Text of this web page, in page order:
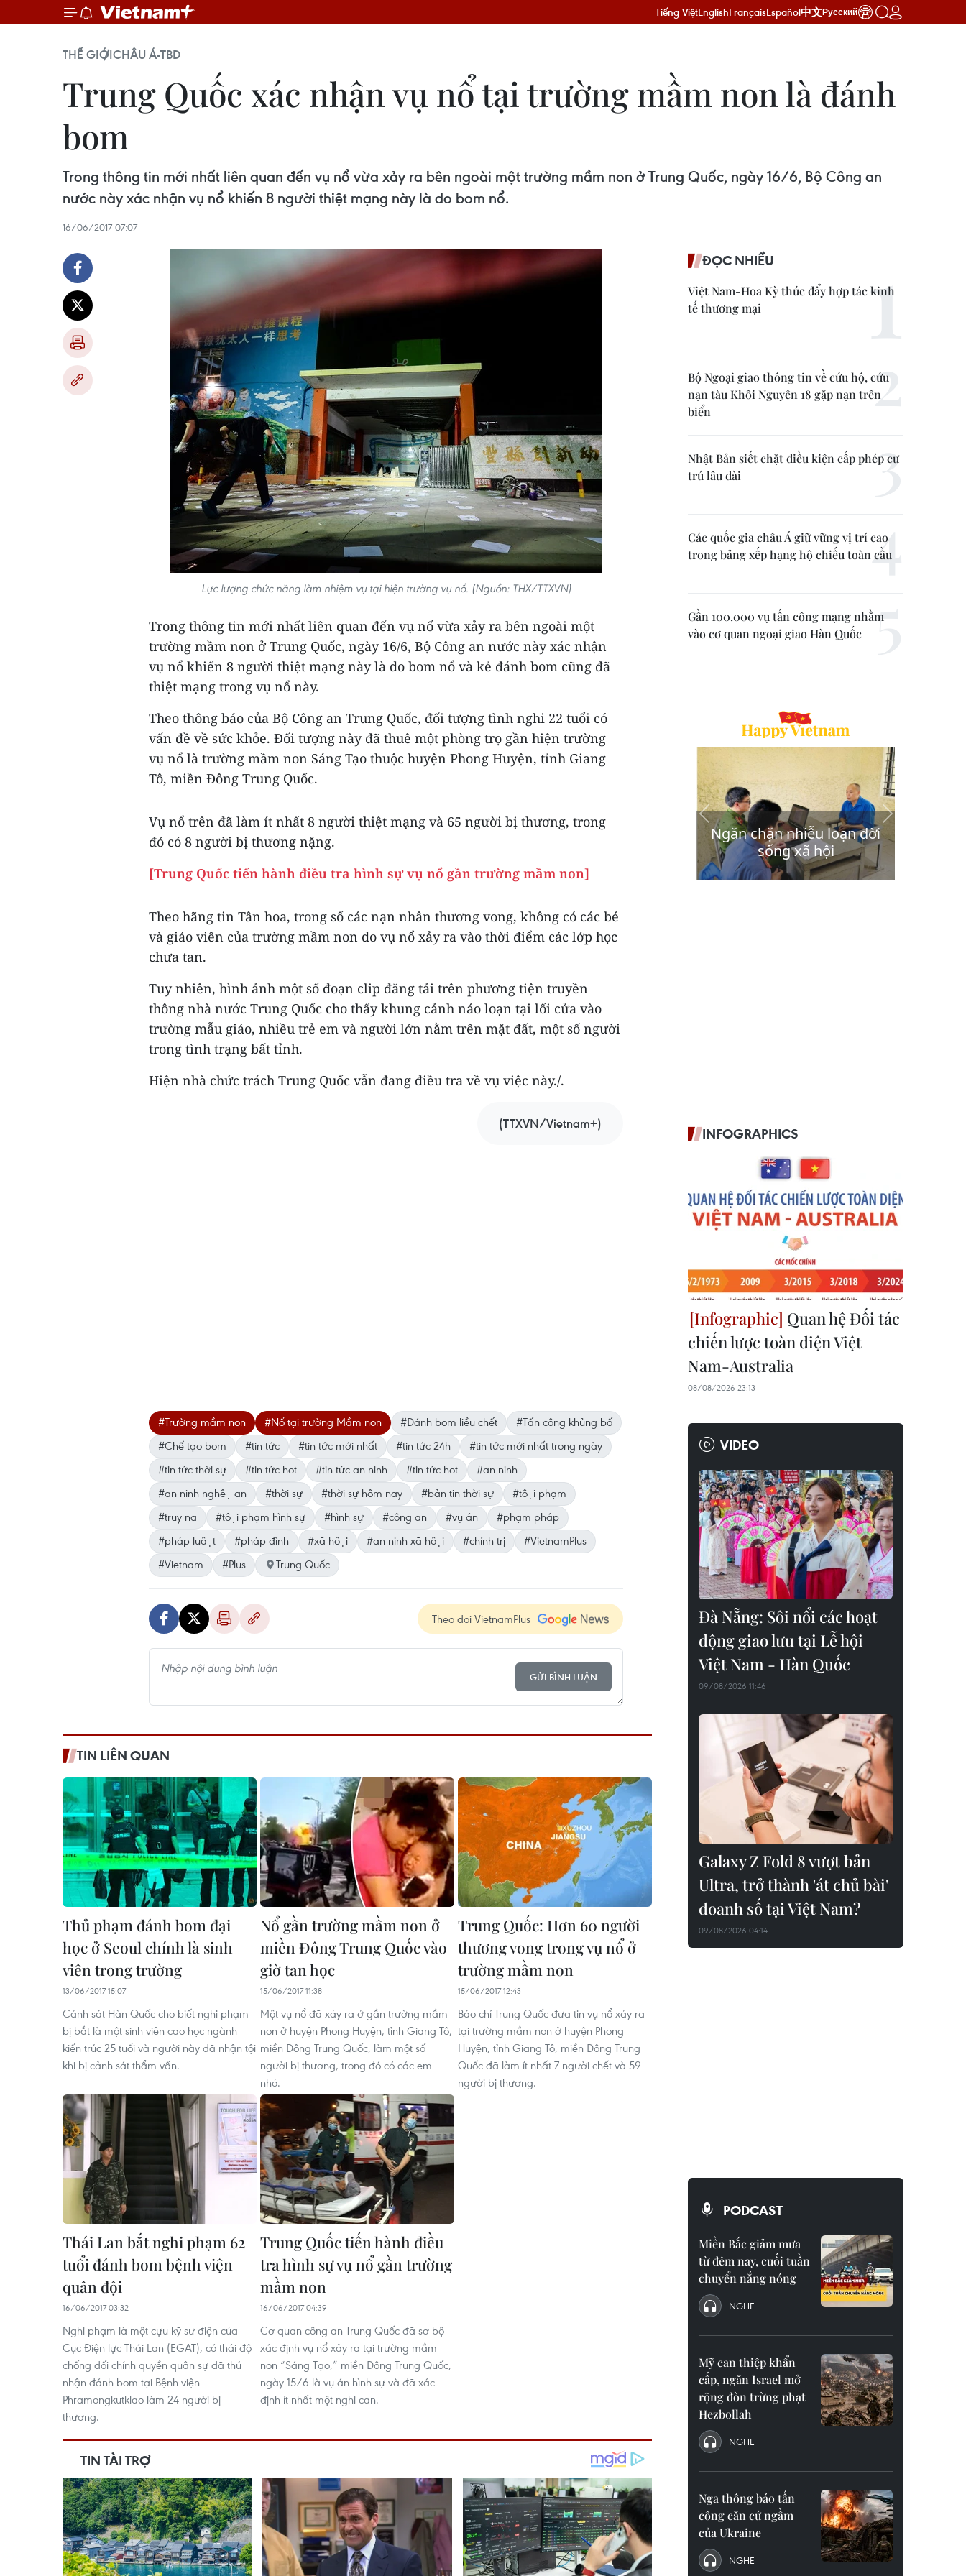
Tiếng ViệtEnglishFrançaisEspañol中文Русский
THẾ GIỚICHÂU Á-TBD
Trung Quốc xác nhận vụ nổ tại trường mầm non là đánh
bom
Trong thông tin mới nhất liên quan đến vụ nổ vừa xảy ra bên ngoài một trường mầm non ở Trung Quốc, ngày 16/6, Bộ Công an
nước này xác nhận vụ nổ khiến 8 người thiệt mạng này là do bom nổ.
16/06/2017 07:07
Lực lượng chức năng làm nhiệm vụ tại hiện trường vụ nổ. (Nguồn: THX/TTXVN)
Trong thông tin mới nhất liên quan đến vụ nổ vừa xảy ra bên ngoài một
trường mầm non ở Trung Quốc, ngày 16/6, Bộ Công an nước này xác nhận
vụ nổ khiến 8 người thiệt mạng này là do bom nổ và kẻ đánh bom cũng đã
thiệt mạng trong vụ nổ này.
Theo thông báo của Bộ Công an Trung Quốc, đối tượng tình nghi 22 tuổi có
vấn đề về sức khỏe. Đối tượng này đã thuê một phòng trọ gần hiện trường
vụ nổ là trường mầm non Sáng Tạo thuộc huyện Phong Huyện, tỉnh Giang
Tô, miền Đông Trung Quốc.
Vụ nổ trên đã làm ít nhất 8 người thiệt mạng và 65 người bị thương, trong
đó có 8 người bị thương nặng.
[Trung Quốc tiến hành điều tra hình sự vụ nổ gần trường mầm non]
Theo hãng tin Tân hoa, trong số các nạn nhân thương vong, không có các bé
và giáo viên của trường mầm non do vụ nổ xảy ra vào thời điểm các lớp học
chưa tan.
Tuy nhiên, hình ảnh một số đoạn clip đăng tải trên phương tiện truyền
thông nhà nước Trung Quốc cho thấy khung cảnh náo loạn tại lối cửa vào
trường mẫu giáo, nhiều trẻ em và người lớn nằm trên mặt đất, một số người
trong tình trạng bất tỉnh.
Hiện nhà chức trách Trung Quốc vẫn đang điều tra về vụ việc này./.
(TTXVN/Vietnam+)
#Trường mầm non #Nổ tại trường Mầm non #Đánh bom liều chết
#Tấn công khủng bố
#Chế tạo bom
#tin tức #tin tức mới nhất #tin tức 24h
#tin tức mới nhất trong ngày
#tin tức thời sự
#tin tức hot #tin tức an ninh #tin tức hot
#an ninh
#an ninh nghệ an
#thời sự #thời sự hôm nay #bản tin thời sự
#tội phạm
#truy nã
#tội phạm hình sự #hình sự #công an #vụ án
#phạm pháp
#pháp luật
#pháp đình #xã hội #an ninh xã hội #chính trị
#VietnamPlus
#Vietnam
#Plus Trung Quốc
Theo dõi VietnamPlus
GỬI BÌNH LUẬN
TIN LIÊN QUAN
Thủ phạm đánh bom đại
học ở Seoul chính là sinh
viên trong trường
13/06/2017 15:07
Cảnh sát Hàn Quốc cho biết nghi phạm
bị bắt là một sinh viên cao học ngành
kiến trúc 25 tuổi và người này đã nhận tội
khi bị cảnh sát thẩm vấn.
Nổ gần trường mầm non ở
miền Đông Trung Quốc vào
giờ tan học
15/06/2017 11:38
Một vụ nổ đã xảy ra ở gần trường mầm
non ở huyện Phong Huyện, tỉnh Giang Tô,
miền Đông Trung Quốc, làm một số
người bị thương, trong đó có các em
nhỏ.
Trung Quốc: Hơn 60 người
thương vong trong vụ nổ ở
trường mầm non
15/06/2017 12:43
Báo chí Trung Quốc đưa tin vụ nổ xảy ra
tại trường mầm non ở huyện Phong
Huyện, tỉnh Giang Tô, miền Đông Trung
Quốc đã làm ít nhất 7 người chết và 59
người bị thương.
Thái Lan bắt nghi phạm 62
tuổi đánh bom bệnh viện
quân đội
16/06/2017 03:32
Nghi phạm là một cựu kỹ sư điện của
Cục Điện lực Thái Lan (EGAT), có thái độ
chống đối chính quyền quân sự đã thú
nhận đánh bom tại Bệnh viện
Phramongkutklao làm 24 người bị
thương.
Trung Quốc tiến hành điều
tra hình sự vụ nổ gần trường
mầm non
16/06/2017 04:39
Cơ quan công an Trung Quốc đã sơ bộ
xác định vụ nổ xảy ra tại trường mầm
non “Sáng Tạo,” miền Đông Trung Quốc,
ngày 15/6 là vụ án hình sự và đã xác
định ít nhất một nghi can.
ĐỌC NHIỀU
Việt Nam-Hoa Kỳ thúc đẩy hợp tác kinh
tế thương mại
Bộ Ngoại giao thông tin về cứu hộ, cứu
nạn tàu Khôi Nguyên 18 gặp nạn trên
biển
Nhật Bản siết chặt điều kiện cấp phép cư
trú lâu dài
Các quốc gia châu Á giữ vững vị trí cao
trong bảng xếp hạng hộ chiếu toàn cầu
Gần 100.000 vụ tấn công mạng nhằm
vào cơ quan ngoại giao Hàn Quốc
INFOGRAPHICS
Quan hệ Đối tác
chiến lược toàn diện Việt
Nam-Australia
08/08/2026 23:13
VIDEO
Đà Nẵng: Sôi nổi các hoạt
động giao lưu tại Lễ hội
Việt Nam - Hàn Quốc
09/08/2026 11:46
Galaxy Z Fold 8 vượt bản
Ultra, trở thành 'át chủ bài'
doanh số tại Việt Nam?
09/08/2026 04:14
PODCAST
Miền Bắc giảm mưa
từ đêm nay, cuối tuần
chuyển nắng nóng
NGHE
Mỹ can thiệp khẩn
cấp, ngăn Israel mở
rộng đòn trừng phạt
Hezbollah
NGHE
Nga thông báo tấn
công căn cứ ngầm
của Ukraine
NGHE